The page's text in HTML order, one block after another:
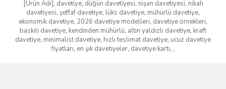
[Ürün Adı], davetiye, düğün davetiyesi, nişan davetiyesi, nikah
davetiyesi, şeffaf davetiye, lüks davetiye, mühürlü davetiye,
ekonomik davetiye, 2026 davetiye modelleri, davetiye örnekleri,
baskılı davetiye, kendinden mühürlü, altın yaldızlı davetiye, kraft
davetiye, minimalist davetiye, hızlı teslimat davetiye, ucuz davetiye
fiyatları, en şık davetiyeler, davetiye kartı, ,